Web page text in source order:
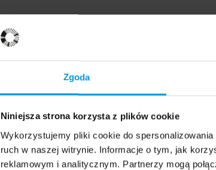
Zgoda
Niniejsza strona korzysta z plików cookie
Wykorzystujemy pliki cookie do
ruch w naszej witrynie. Informacje o tym, jak
reklamowym i analitycznym. Partnerzy mogą